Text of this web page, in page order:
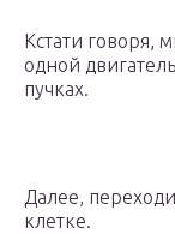
Кстати
одной
пучках.
Далее,
клетке.